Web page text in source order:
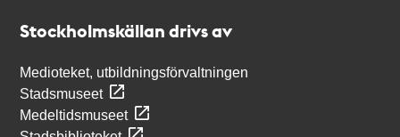
Stockholmskällan drivs av
Medioteket, utbildningsförvaltningen
Stadsmuseet
Medeltidsmuseet